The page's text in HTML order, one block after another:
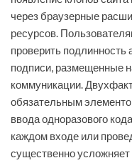
через браузерные
ресурсов.
проверить подлинность
подписи, размещенные
коммуникации.
обязательным
ввода одноразового
каждом входе или
существенно